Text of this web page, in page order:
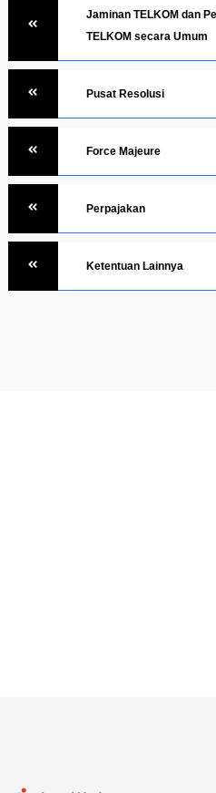
Jaminan TELKOM dan
TELKOM secara Umum
Pusat Resolusi
Force Majeure
Perpajakan
Ketentuan Lainnya